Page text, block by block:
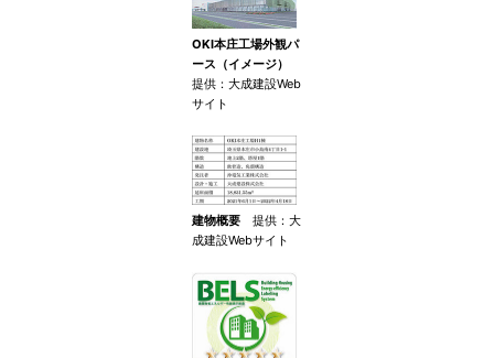
OKI本庄工場外観パ
ース（イメージ）
提供：大成建設Web
サイト
建物概要 提供：大
成建設Webサイト